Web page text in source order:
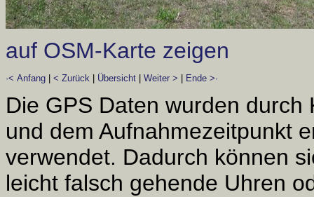
auf OSM-Karte zeigen
·< Anfang < Zurück Übersicht Weiter > Ende >·
Die GPS Daten wurden
und dem Aufnahmezeitpunkt
verwendet. Dadurch können
leicht falsch gehende Uhren